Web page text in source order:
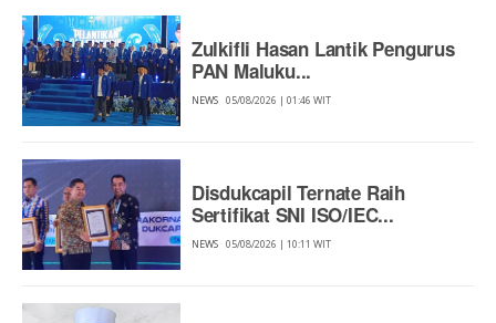
Zulkifli Hasan Lantik Pengurus
PAN Maluku...
NEWS 05/08/2026 | 01:46 WIT
Disdukcapil Ternate Raih
Sertifikat SNI ISO/IEC...
NEWS 05/08/2026 | 10:11 WIT